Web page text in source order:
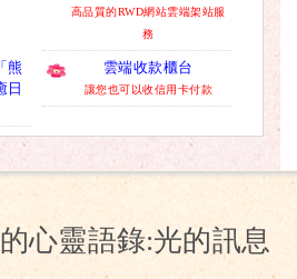
高品質的RWD網站雲端架站服
務
熊
日
雲端收款櫃台
讓您也可以收信用卡付款
心靈語錄:光的訊息